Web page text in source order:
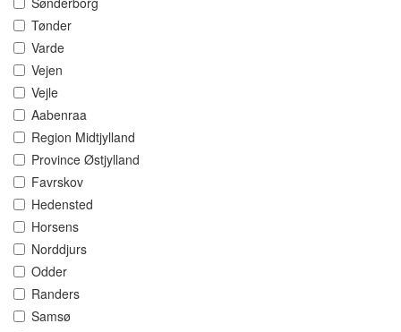
Tønder
Varde
Vejen
Vejle
Aabenraa
Region Midtjylland
Province Østjylland
Favrskov
Hedensted
Horsens
Norddjurs
Odder
Randers
Samsø